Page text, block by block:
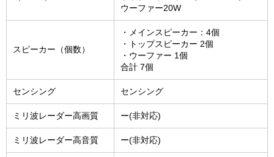
ウーファー20W
スピーカー（個数）
・メインスピーカー：4個
・トップスピーカー 2個
・ウーファー 1個
合計 7個
センシング センシング
ミリ波レーダー高画質 ー(非対応)
ミリ波レーダー高音質 ー(非対応)